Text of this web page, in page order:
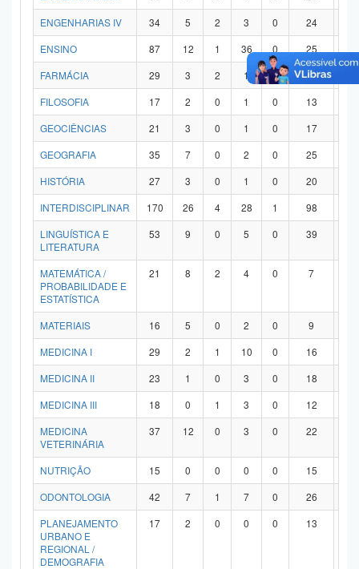
ENGENHARIAS IV
34 5 2 3 0 24
ENSINO
87 12 1 36 0 25
FARMÁCIA
29 3 2 1 0 21
FILOSOFIA
17 2 0 1 0 13
GEOCIÊNCIAS
21 3 0 1 0 17
GEOGRAFIA
35 7 0 2 0 25
HISTÓRIA
27 3 0 1 0 20
INTERDISCIPLINAR
170 26 4 28 1 98
LINGUÍSTICA E
LITERATURA
53 9 0 5 0 39
MATEMÁTICA /
PROBABILIDADE E
ESTATÍSTICA
21 8 2 4 0 7
MATERIAIS 16 5 0 2 0 9
MEDICINA I
29 2 1 10 0 16
MEDICINA II
23 1 0 3 0 18
MEDICINA III
18 0 1 3 0 12
MEDICINA
VETERINÁRIA
37 12 0 3 0 22
NUTRIÇÃO 15 0 0 0 0 15
ODONTOLOGIA
42 7 1 7 0 26
PLANEJAMENTO
URBANO E
REGIONAL /
DEMOGRAFIA
17 2 0 0 0 13